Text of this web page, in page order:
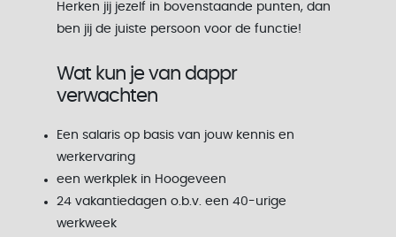
Herken jij jezelf in bovenstaande punten, dan
ben jij de juiste persoon voor de functie!
Wat kun je van dappr
verwachten
Een salaris op basis van jouw kennis en
werkervaring
een werkplek in Hoogeveen
24 vakantiedagen o.b.v. een 40-urige
werkweek